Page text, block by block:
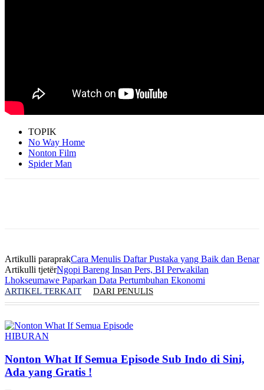
TOPIK
No Way Home
Nonton Film
Spider Man
Artikulli paraprakCara Menulis Daftar Pustaka yang Baik dan Benar
Artikulli tjetërNgopi Bareng Insan Pers, BI Perwakilan
Lhokseumawe Paparkan Data Pertumbuhan Ekonomi
ARTIKEL TERKAIT DARI PENULIS
HIBURAN
Nonton What If Semua Episode Sub Indo di Sini,
Ada yang Gratis !